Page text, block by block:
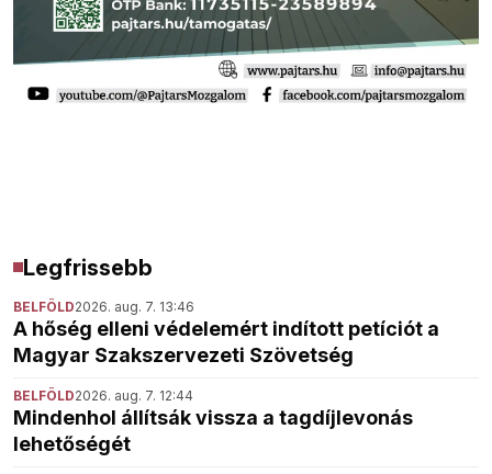
Legfrissebb
BELFÖLD2026. aug. 7. 13:46
A hőség elleni védelemért indított petíciót a
Magyar Szakszervezeti Szövetség
BELFÖLD2026. aug. 7. 12:44
Mindenhol állítsák vissza a tagdíjlevonás
lehetőségét